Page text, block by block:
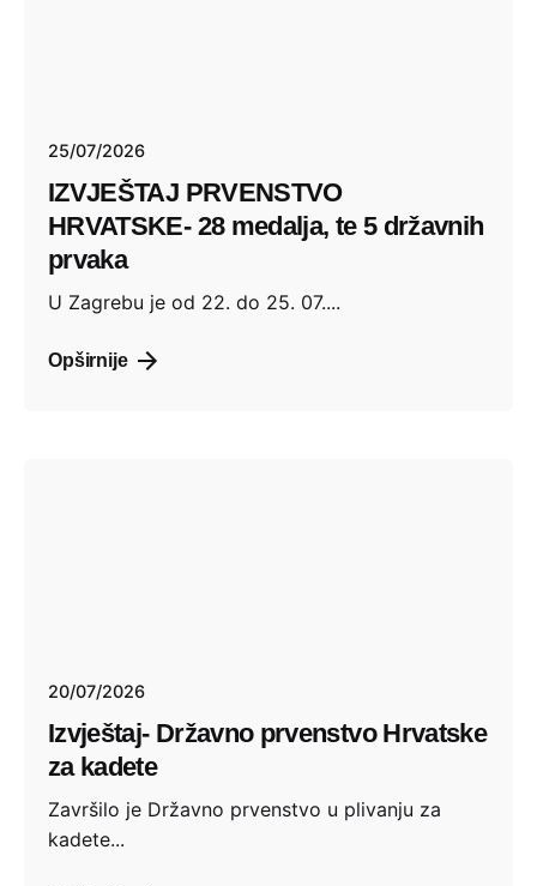
25/07/2026
IZVJEŠTAJ PRVENSTVO
HRVATSKE- 28 medalja, te 5 državnih
prvaka
U Zagrebu je od 22. do 25. 07....
Opširnije
20/07/2026
Izvještaj- Državno prvenstvo Hrvatske
za kadete
​Završilo je Državno prvenstvo u plivanju za
kadete...